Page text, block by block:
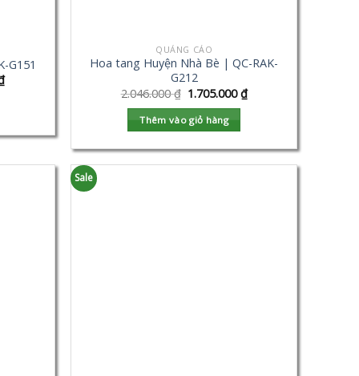
G151
QUẢNG CÁO
Hoa tang Huyện Nhà Bè | QC-RAK-
G212
2.046.000₫ 1.705.000₫
Thêm vào giỏ hàng
Sale